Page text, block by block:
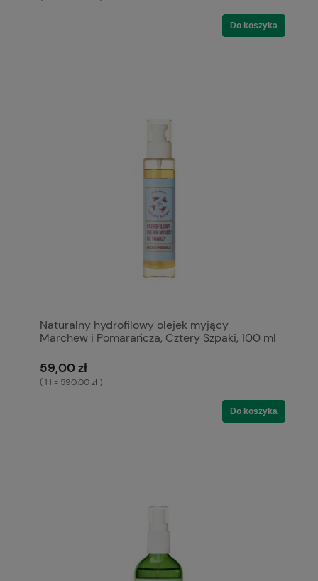
Do koszyka
Naturalny hydrofilowy olejek myjący
Marchew i Pomarańcza, Cztery Szpaki, 100 ml
59,00 zł
( 1 l = 590,00 zł )
Do koszyka